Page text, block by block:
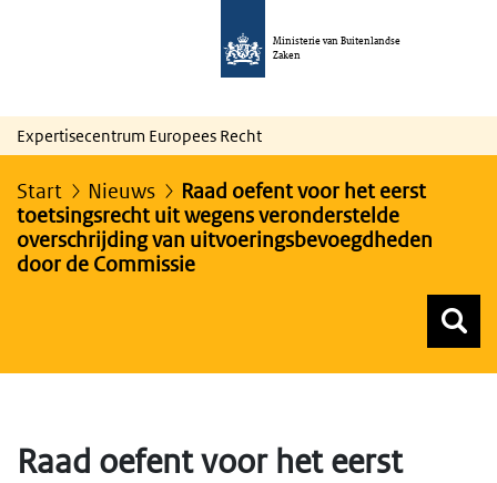
Ministerie van Buitenlandse
Zaken
Expertisecentrum Europees Recht
Start Nieuws
Raad oefent voor het eerst
toetsingsrecht uit wegens veronderstelde
overschrijding van uitvoeringsbevoegdheden
door de Commissie
Raad oefent voor het eerst